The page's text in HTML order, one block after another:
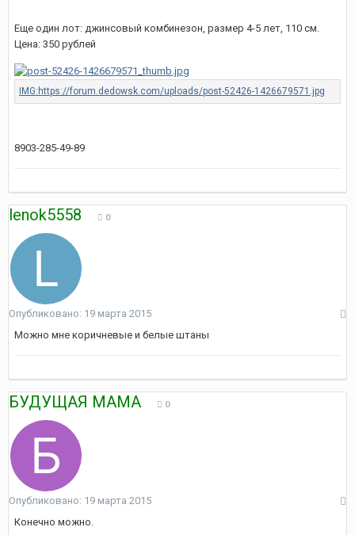
Еще один лот: джинсовый комбинезон, размер 4-5 лет, 110 см.
Цена: 350 рублей
8903-285-49-89
lenok5558 0
Опубликовано: 19 марта 2015
Можно мне коричневые и белые штаны
БУДУЩАЯ МАМА 0
Опубликовано: 19 марта 2015
Конечно можно.